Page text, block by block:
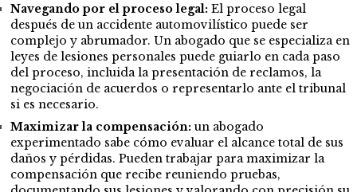
Navegando por el proceso legal: El proceso legal
después de un accidente automovilístico puede ser
complejo y abrumador. Un abogado que se especializa en
leyes de lesiones personales puede guiarlo en cada paso
del proceso, incluida la presentación de reclamos, la
negociación de acuerdos o representarlo ante el tribunal
si es necesario.
Maximizar la compensación: un abogado
experimentado sabe cómo evaluar el alcance total de sus
daños y pérdidas. Pueden trabajar para maximizar la
compensación que recibe reuniendo pruebas,